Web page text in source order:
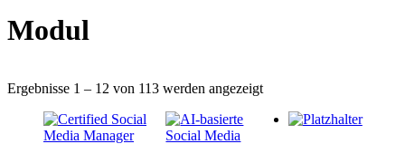
Modul
Ergebnisse 1 – 12 von 113 werden angezeigt